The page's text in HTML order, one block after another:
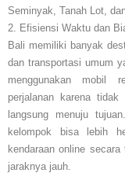
Seminyak, Tanah Lot,
2. Efisiensi Waktu dan
Bali memiliki banyak
dan transportasi umum
menggunakan mobil
perjalanan karena
langsung menuju
kelompok bisa lebih
kendaraan online
jaraknya jauh.